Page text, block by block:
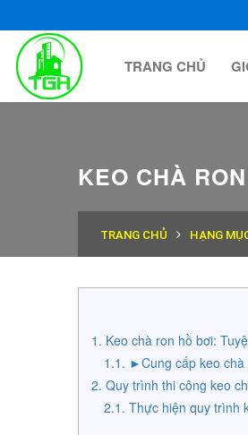
TRANG CHỦ
KEO CHÀ
TRANG CHỦ HẠNG
Keo chà ron hồ bơi:
►Cung cấp keo
Quy trình thi công keo
Thực hiện quy trình